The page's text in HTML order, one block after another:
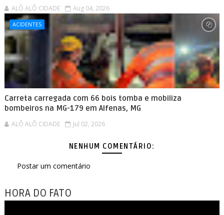
ALÔ ALÔ CIDADE Aug 04, 2026
ACIDENTES
Carreta carregada com 66 bois tomba e mobiliza
bombeiros na MG-179 em Alfenas, MG
ALÔ ALÔ CIDADE Jul 02, 2026
NENHUM COMENTÁRIO:
Postar um comentário
HORA DO FATO